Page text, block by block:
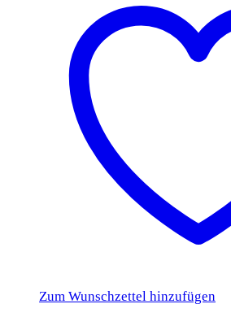
Zum Wunschzettel hinzufügen